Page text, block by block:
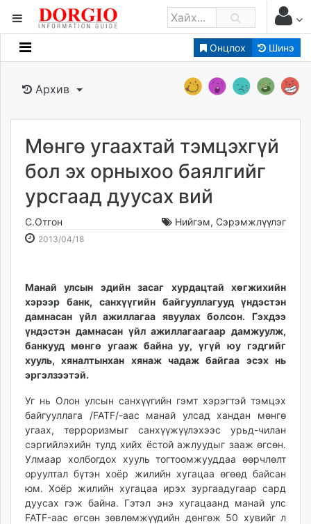
Онцлох Шинэ
Мэдээллийн
Банк санхүү
Бизнес ААН
Төрийн
dorgio.mn
Gogo.mn
caak.mn
Baabar.mn
tovch.mn
ikon.mn
mnb.mn
Livetv.mn
Eguur.mn
shuud.mn
eagle.mn
ergelt.mn
zarig.mn
today.mn
mminfo.mn
Архив
Мөнгө угаахтай тэмцэхгүй
бол эх орныхоо баялгийг
урсгаад дуусах вий
С.Отгон Нийгэм, Сэрэмжлүүлэг
2013/04/182013-
15:04:08
2026-
12:48:59
Манай улсын эдийн засаг хур­дацтай хөгжихийн
хэрээр банк, санхүүгийн байгууллагууд үндэс­тэн
дамнасан үйл ажиллагаа явуу­лах болсон. Гэхдээ
үндэстэн дам­насан үйл ажиллагаагаар дам­жуулж,
банкууд мөнгө угааж бай­на уу, үгүй юу гэдгийг
хууль, хяналтынхан хянаж чадаж байгаа эсэх нь
эргэлзээтэй.
Уг нь Олон улсын санхүүгийн гэмт хэрэгтэй тэмцэх
байгууллага /FATF/-аас манай улсад хандан мөнгө
угаах, тер­роризмыг санхүүжүүлэхээс урьд-чилан
сэргийлэхийн тулд хийх ёс­той ажлуудыг зааж өгсөн.
Улмаар холбогдох хууль тогтоомжууддаа өөрчлөлт
оруултал бүтэн хоёр жилийн хугацаа өгөөд байсан
юм. Хоёр жилийн хугацаа ирэх зургаадугаар сард
дуусах гэж байна. Гэтэл энэ хугацаанд манай улс
FATF-аас өгсөн зөвлөмжүүдийн дөнгөж 50 хувийг л